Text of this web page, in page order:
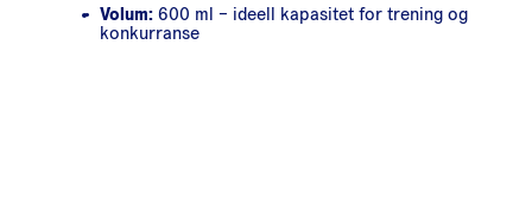
Volum: 600 ml – ideell kapasitet for trening og
konkurranse